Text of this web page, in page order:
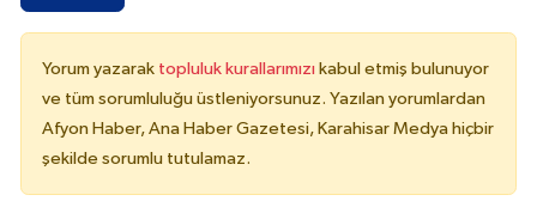
Yorum yazarak topluluk kurallarımızı kabul etmiş bulunuyor
ve tüm sorumluluğu üstleniyorsunuz. Yazılan yorumlardan
Afyon Haber, Ana Haber Gazetesi, Karahisar Medya hiçbir
şekilde sorumlu tutulamaz.